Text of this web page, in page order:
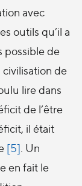
avec
outils qu’il a
possible de
civilisation de
lire dans
de l’être
il était
[5] . Un
en fait le